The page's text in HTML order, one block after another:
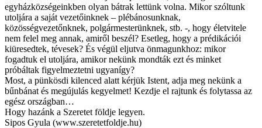
egyházközségeinkben olyan bátrak lettünk volna. Mikor szóltunk
utoljára a saját vezetőinknek – plébánosunknak,
közösségvezetőnknek, polgármesterünknek, stb. -, hogy életvitele
nem felel meg annak, amiről beszél? Esetleg, hogy a prédikációi
kiüresedtek, tévesek? És végül eljutva önmagunkhoz: mikor
fogadtuk el utoljára, amikor nekünk mondták ezt és minket
próbáltak figyelmeztetni ugyanígy?
Most, a pünkösdi kilenced alatt kérjük Istent, adja meg nekünk a
bűnbánat és megújulás kegyelmet! Kezdje el rajtunk és folytassa az
egész országban…
Hogy hazánk a Szeretet földje legyen.
Sipos Gyula (www.szeretetfoldje.hu)